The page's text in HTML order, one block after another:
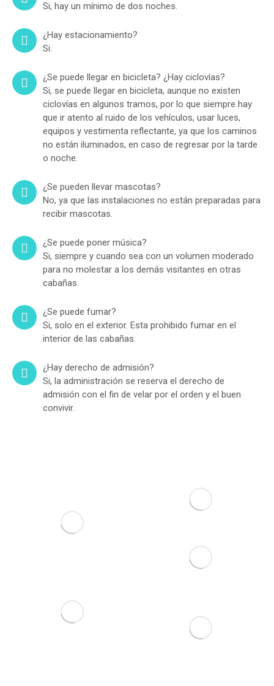
Si, hay un mínimo de dos noches.
¿Hay estacionamiento?
Si.
¿Se puede llegar en bicicleta? ¿Hay ciclovías?
Si, se puede llegar en bicicleta, aunque no existen
ciclovías en algunos tramos, por lo que siempre hay
que ir atento al ruido de los vehículos, usar luces,
equipos y vestimenta reflectante, ya que los caminos
no están iluminados, en caso de regresar por la tarde
o noche.
¿Se pueden llevar mascotas?
No, ya que las instalaciones no están preparadas para
recibir mascotas.
¿Se puede poner música?
Si, siempre y cuando sea con un volumen moderado
para no molestar a los demás visitantes en otras
cabañas.
¿Se puede fumar?
Si, solo en el exterior. Esta prohibido fumar en el
interior de las cabañas.
¿Hay derecho de admisión?
Si, la administración se reserva el derecho de
admisión con el fin de velar por el orden y el buen
convivir.